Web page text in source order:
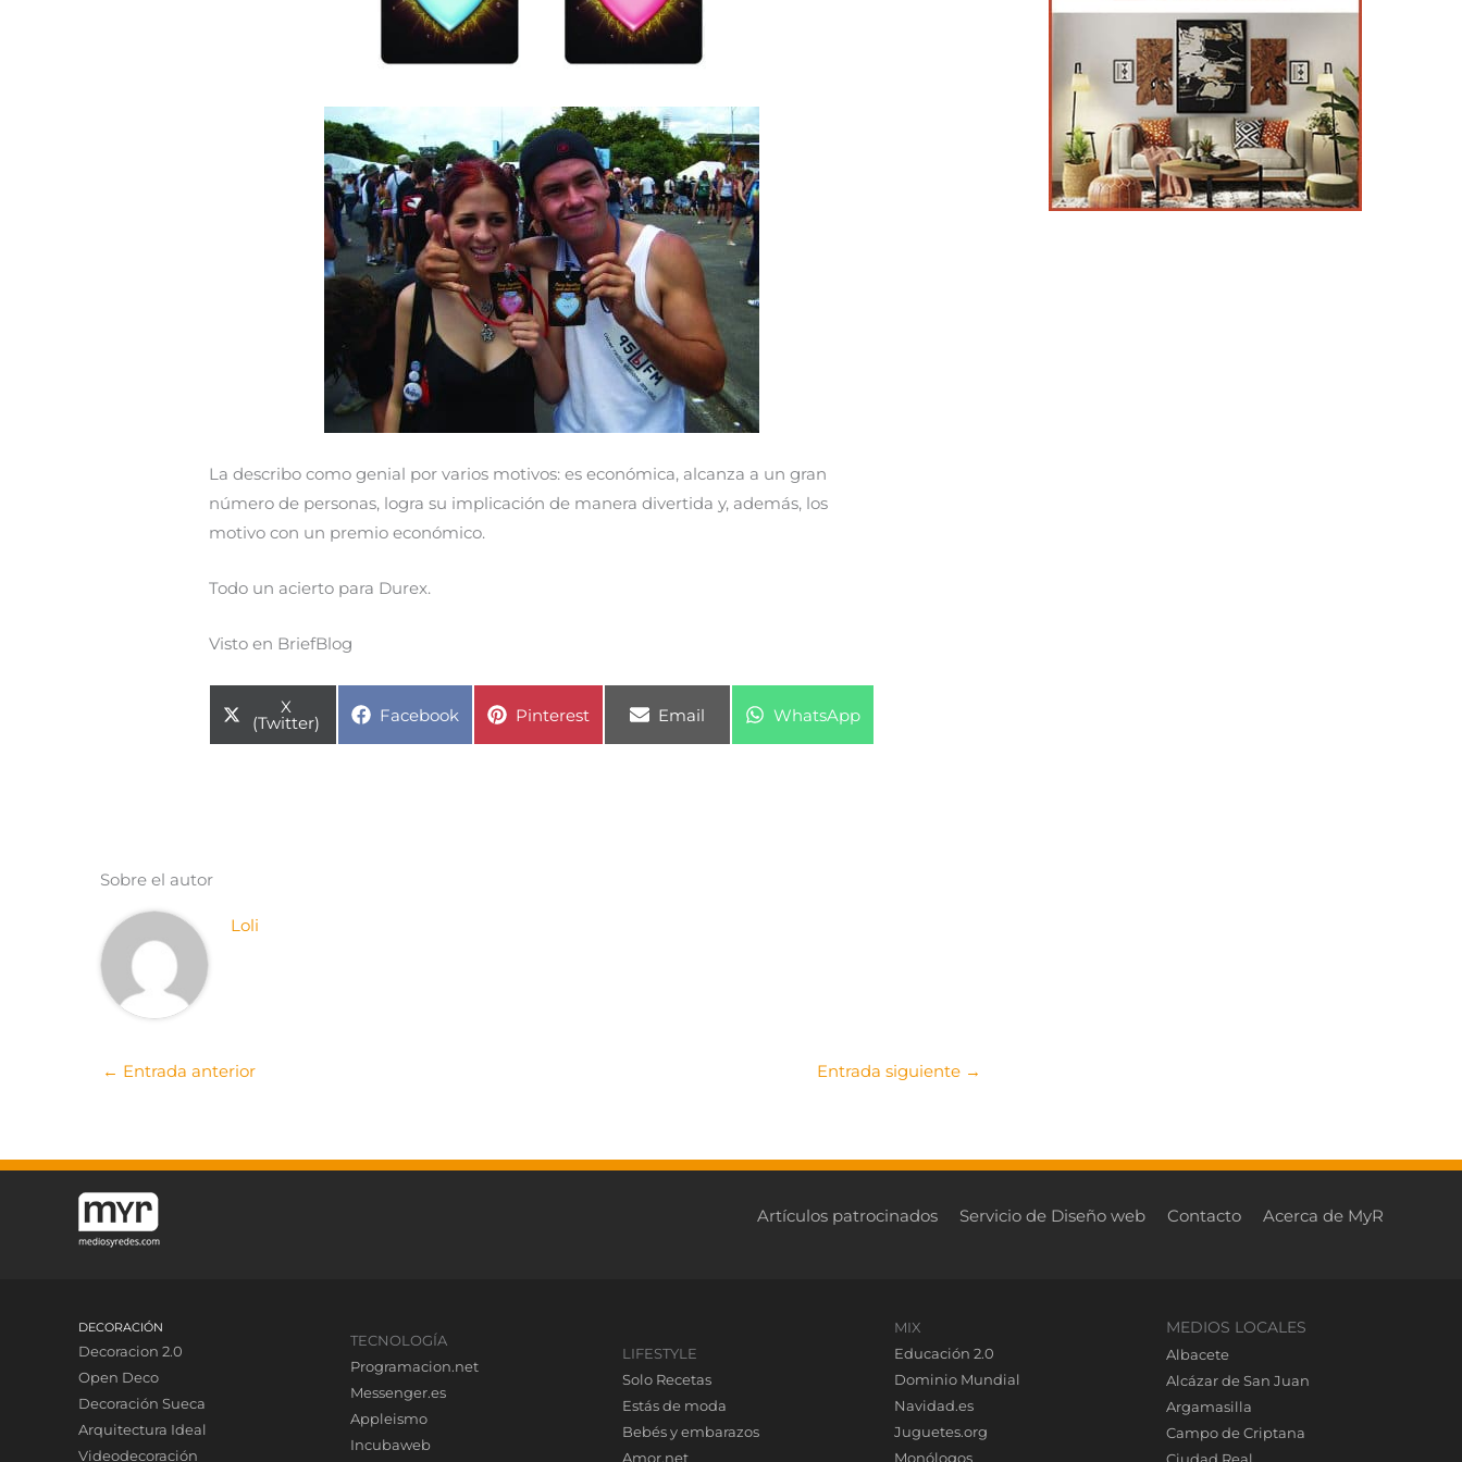
La describo como genial por varios motivos: es económica, alcanza a un gran
número de personas, logra su implicación de manera divertida y, además, los
motivo con un premio económico.
Todo un acierto para Durex.
Visto en BriefBlog
Compartir
en
X
(Twitter) Compartir
Facebook Compartir
Pinterest Compartir
Email Compartir
WhatsApp
Sobre el autor
Loli
← Entrada anterior Entrada siguiente →
Artículos patrocinados Servicio de Diseño web Contacto Acerca de MyR
DECORACIÓN
Decoracion 2.0
Open Deco
Decoración Sueca
Arquitectura Ideal
Videodecoración
TECNOLOGÍA
Programacion.net
Messenger.es
Appleismo
Incubaweb
LIFESTYLE
Solo Recetas
Estás de moda
Bebés y embarazos
Amor.net
MIX
Educación 2.0
Dominio Mundial
Navidad.es
Juguetes.org
Monólogos
MEDIOS LOCALES
Albacete
Alcázar de San Juan
Argamasilla
Campo de Criptana